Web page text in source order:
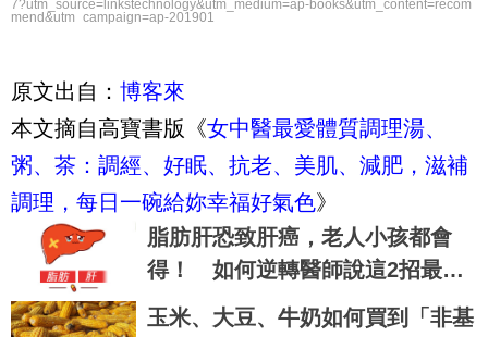
7?utm_source=linkstechnology&utm_medium=ap-books&utm_content=recom
mend&utm_campaign=ap-201901
原文出自： 博客來
本文摘自高寶書版《女中醫最愛體質調理湯、
粥、茶：調經、好眠、抗老、美肌、減肥，滋補
調理，每日一碗給妳幸福好氣色》
脂肪肝恐致肝癌，老人小孩都會
得！ 如何逆轉醫師說這2招最有
效
玉米、大豆、牛奶如何買到「非基